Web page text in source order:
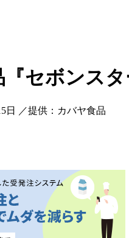
『セボンス
日 ／提供：カバヤ食品